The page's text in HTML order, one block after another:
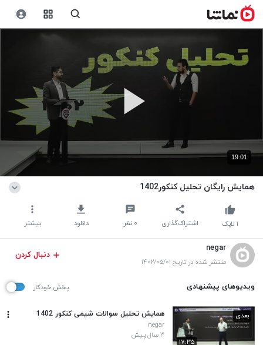
19:01
همایش رایگان تحلیل کنکور1402
اشتراک‌گذاری ۰ نظر دانلود بیشتر ۱ لایک
negar
منتشر شده در تاریخ ۱۴۰۲/۰۵/۰۱
دنبال کردن
ویدیوهای پیشنهادی پخش خودکار
۱۷:۳۵
بعدی همایش تحلیل سوالات شیمی کنکور 1402
negar
۳ سال پیش